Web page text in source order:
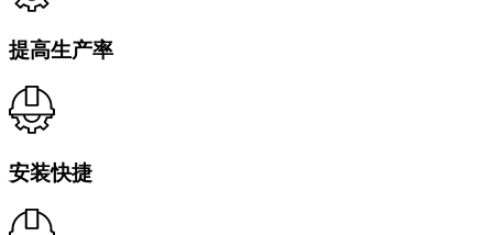
提高生产率
安装快捷